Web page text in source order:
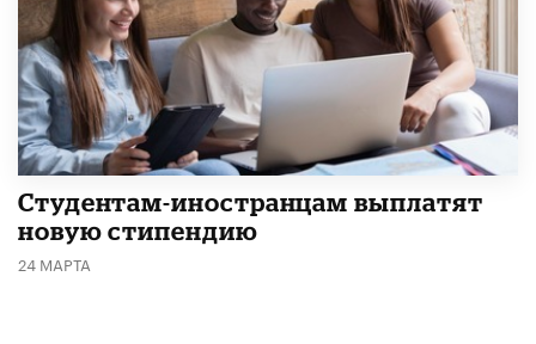
Студентам-иностранцам выплатят
новую стипендию
24 МАРТА